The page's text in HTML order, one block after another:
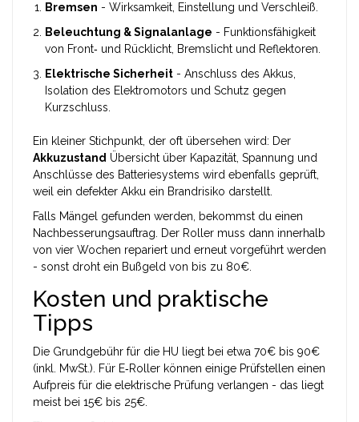
Bremsen - Wirksamkeit, Einstellung und Verschleiß.
Beleuchtung & Signalanlage - Funktionsfähigkeit
von Front‑ und Rücklicht, Bremslicht und Reflektoren.
Elektrische Sicherheit - Anschluss des Akkus,
Isolation des Elektromotors und Schutz gegen
Kurzschluss.
Ein kleiner Stichpunkt, der oft übersehen wird: Der
Akkuzustand Übersicht über Kapazität, Spannung und
Anschlüsse des Batteriesystems wird ebenfalls geprüft,
weil ein defekter Akku ein Brandrisiko darstellt.
Falls Mängel gefunden werden, bekommst du einen
Nachbesserungsauftrag. Der Roller muss dann innerhalb
von vier Wochen repariert und erneut vorgeführt werden
- sonst droht ein Bußgeld von bis zu 80€.
Kosten und praktische
Tipps
Die Grundgebühr für die HU liegt bei etwa 70€ bis 90€
(inkl. MwSt.). Für E‑Roller können einige Prüfstellen einen
Aufpreis für die elektrische Prüfung verlangen - das liegt
meist bei 15€ bis 25€.